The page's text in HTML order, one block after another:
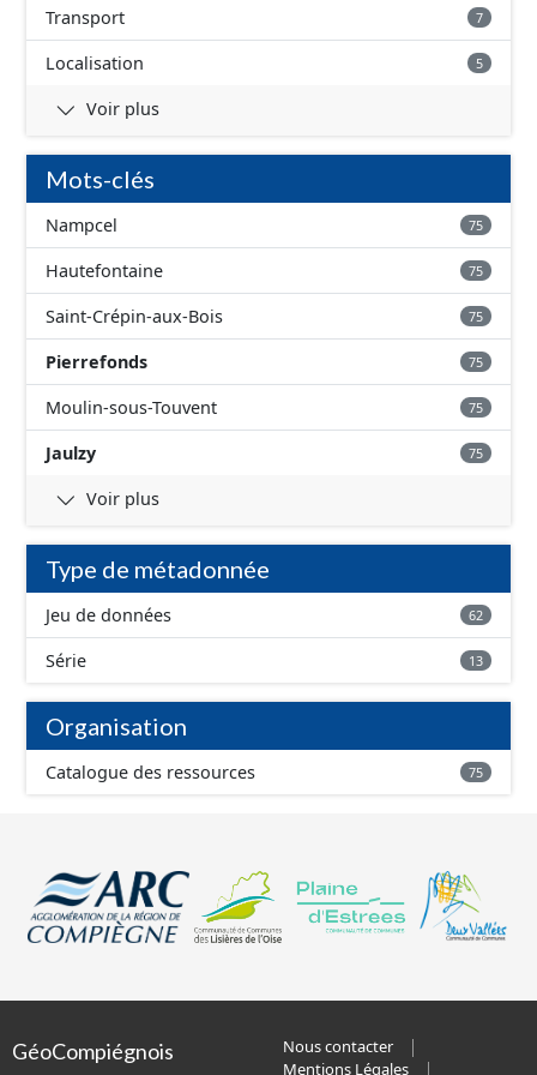
Transport 7
Localisation 5
Voir plus
Mots-clés
Nampcel 75
Hautefontaine 75
Saint-Crépin-aux-Bois 75
Pierrefonds 75
Moulin-sous-Touvent 75
Jaulzy 75
Voir plus
Type de métadonnée
Jeu de données 62
Série 13
Organisation
Catalogue des ressources 75
GéoCompiégnois
Nous contacter
Mentions Légales